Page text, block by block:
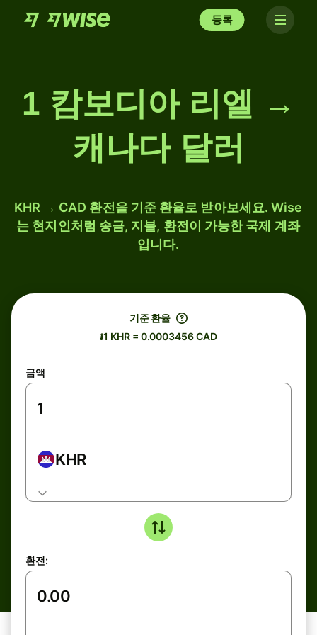
등록
1 캄보디아 리엘 →
캐나다 달러
KHR → CAD 환전을 기준 환율로 받아보세요. Wise
는 현지인처럼 송금, 지불, 환전이 가능한 국제 계좌
입니다.
기준 환율
៛1 KHR = 0.0003456 CAD
금액
KHR
환전: